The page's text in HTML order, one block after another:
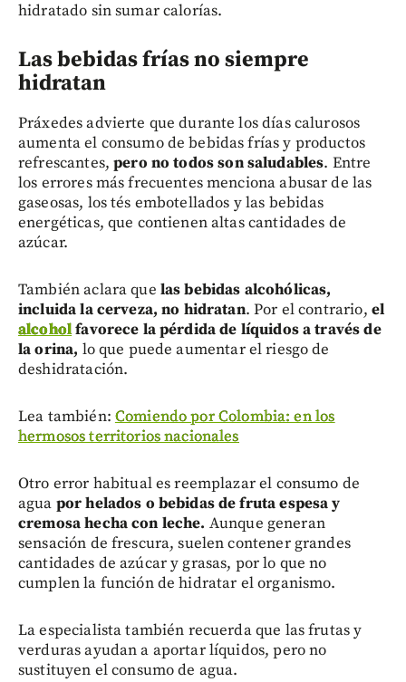
hidratado sin sumar calorías.
Las bebidas frías no siempre
hidratan
Práxedes advierte que durante los días calurosos
aumenta el consumo de bebidas frías y productos
refrescantes,pero no todos son saludables. Entre
los errores más frecuentes menciona abusar de las
gaseosas, los tés embotellados y las bebidas
energéticas, que contienen altas cantidades de
azúcar.
También aclara que las bebidas alcohólicas,
incluida la cerveza, no hidratan. Por el contrario, el
alcoholfavorece la pérdida de líquidos a través de
la orina, lo que puede aumentar el riesgo de
deshidratación.
Lea también: Comiendo por Colombia: en los
hermosos territorios nacionales
Otro error habitual es reemplazar el consumo de
agua por helados o bebidas de fruta espesa y
cremosa hecha con leche. Aunque generan
sensación de frescura, suelen contener grandes
cantidades de azúcar y grasas, por lo que no
cumplen la función de hidratar el organismo.
La especialista también recuerda que las frutas y
verduras ayudan a aportar líquidos, pero no
sustituyen el consumo de agua.